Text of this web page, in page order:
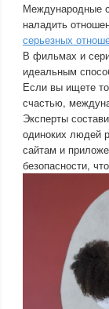
Международные
наладить
серьезных
В фильмах и
идеальным
Если вы ищете
счастью,
Эксперты
одиноких людей
сайтам и
безопасности,